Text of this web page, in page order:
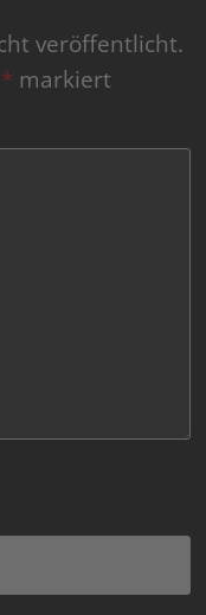
veröffentlicht.
* markiert